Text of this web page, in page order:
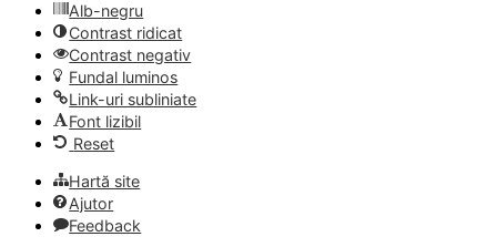
Alb-negru
Contrast ridicat
Contrast negativ
Fundal luminos
Link-uri subliniate
Font lizibil
Reset
Hartă site
Ajutor
Feedback